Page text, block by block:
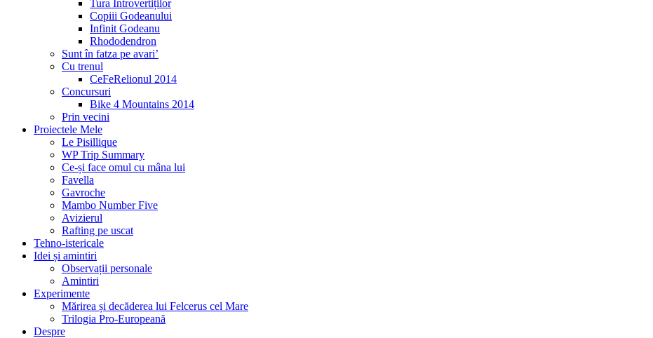
Tura Introvertiților
Copiii Godeanului
Infinit Godeanu
Rhododendron
Sunt în fatza pe avari’
Cu trenul
CeFeRelionul 2014
Concursuri
Bike 4 Mountains 2014
Prin vecini
Proiectele Mele
Le Pisillique
WP Trip Summary
Ce-și face omul cu mâna lui
Favella
Gavroche
Mambo Number Five
Avizierul
Rafting pe uscat
Tehno-istericale
Idei și amintiri
Observații personale
Amintiri
Experimente
Mărirea și decăderea lui Felcerus cel Mare
Trilogia Pro-Europeană
Despre